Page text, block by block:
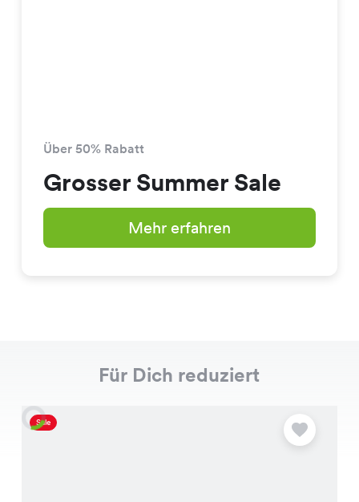
Über 50% Rabatt
Grosser Summer Sale
Mehr erfahren
Für Dich reduziert
Sale